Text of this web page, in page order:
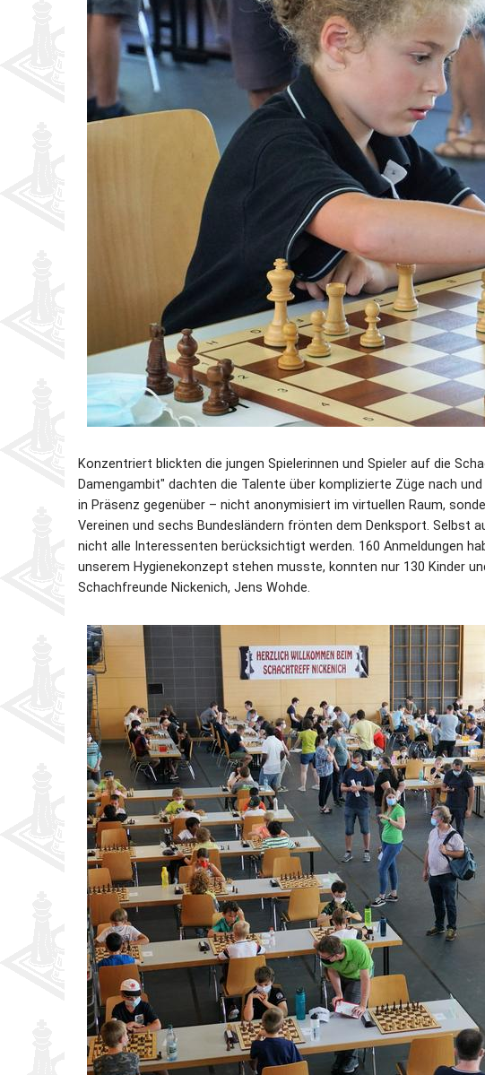
Konzentriert blickten die jungen Spielerinnen und Spieler auf die
Damengambit" dachten die Talente über komplizierte Züge nach
in Präsenz gegenüber – nicht anonymisiert im virtuellen Raum,
Vereinen und sechs Bundesländern frönten dem Denksport. Selbst
nicht alle Interessenten berücksichtigt werden. 160 Anmeldungen
unserem Hygienekonzept stehen musste, konnten nur 130 Kinder
Schachfreunde Nickenich, Jens Wohde.